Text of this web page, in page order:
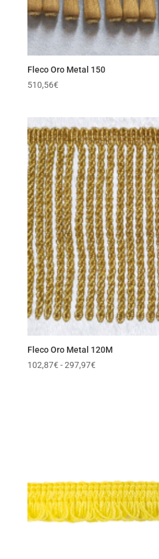
Fleco Oro Metal 150
510,56€
Fleco Oro Metal 120M
102,87€ - 297,97€Rango